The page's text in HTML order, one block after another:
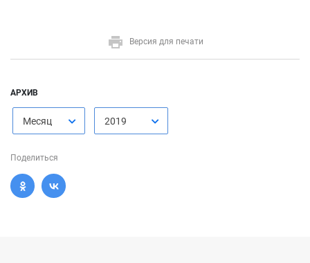
Версия для печати
АРХИВ
Месяц 2019
Поделиться